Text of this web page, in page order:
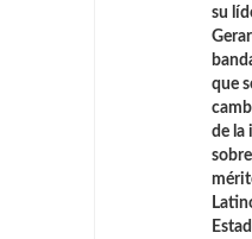
su
que
de la